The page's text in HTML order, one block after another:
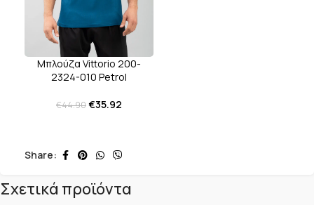
Μπλούζα Vittorio 200-
2324-010 Petrol
€44.90€35.92
Share:
Σχετικά προϊόντα